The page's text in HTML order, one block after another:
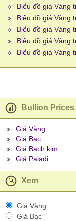
Biểu đồ giá Vàng
Biểu đồ giá Vàng
Biểu đồ giá Vàng
Biểu đồ giá Vàng
Biểu đồ giá Vàng
Bullion Prices
Giá Vàng
Giá Bạc
Giá Bạch kim
Giá Palađi
Xem
Giá Vàng
Giá Bạc